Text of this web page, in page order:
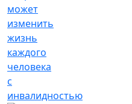
может
изменить
жизнь
каждого
человека
с
инвалидностью